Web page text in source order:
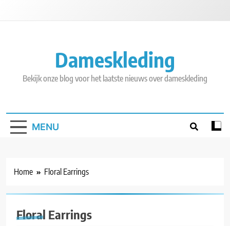
Dameskleding
Bekijk onze blog voor het laatste nieuws over dameskleding
MENU
Home Floral Earrings
Floral Earrings